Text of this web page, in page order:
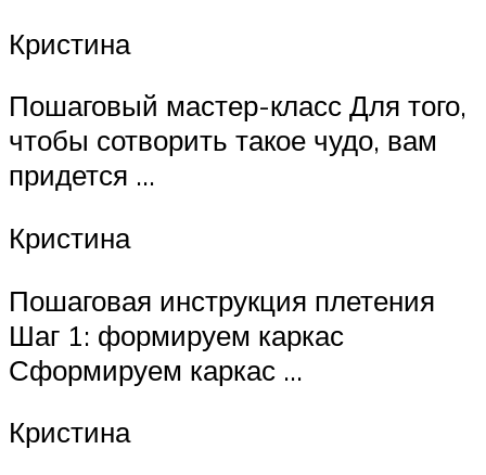
Кристина
Пошаговый мастер-класс Для того,
чтобы сотворить такое чудо, вам
придется …
Кристина
Пошаговая инструкция плетения
Шаг 1: формируем каркас
Сформируем каркас …
Кристина